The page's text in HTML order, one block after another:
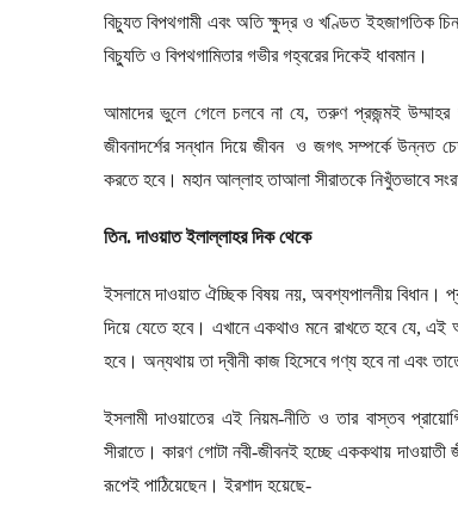
বিচ্যুত বিপথগামী এবং অতি ক্ষুদ্র ও খণ্ডিত ইহজাগতিক
বিচ্যুতি ও বিপথগামিতার গভীর গহ্বরের দিকেই ধাবমান।
আমাদের ভুলে গেলে চলবে না যে,তরুণ প্রজন্মই
জীবনাদর্শের সন্ধান দিয়ে জীবন ও জগৎ সম্পর্কে উন্নত
করতে হবে। মহান আল্লাহ তাআলা সীরাতকে নিখুঁতভাবে
তিন. দাওয়াত ইলাল্লাহর দিক থেকে
ইসলামে দাওয়াত ঐচ্ছিক বিষয় নয়, অবশ্যপালনীয় বিধান।
দিয়ে যেতে হবে। এখানে একথাও মনে রাখতে হবে যে,এই
হবে। অন্যথায় তা দ্বীনী কাজ হিসেবে গণ্য হবে না এবং
ইসলামী দাওয়াতের এই নিয়ম-নীতি ও তার বাস্তব
সীরাতে। কারণ গোটা নবী-জীবনই হচ্ছে এককথায়
রূপেই পাঠিয়েছেন। ইরশাদ হয়েছে-